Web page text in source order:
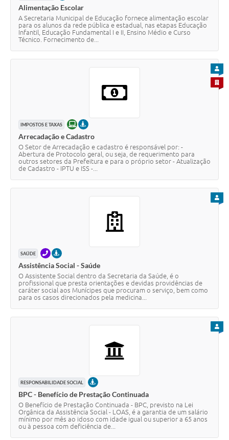
Alimentação Escolar
A Secretaria Municipal de Educação fornece alimentação escolar
para os alunos da rede pública e estadual, nas etapas Educação
Infantil, Educação Fundamental I e II, Ensino Médio e Curso
Técnico. Fornecimento de...
IMPOSTOS E TAXAS ONLINEPRESENCIAL
Arrecadação e Cadastro
O Setor de Arrecadação e cadastro é responsável por: -
Abertura de Protocolo geral, ou seja, de requerimento para
outros setores da Prefeitura e para o próprio setor - Atualização
de Cadastro - IPTU e ISS -...
PARA
SAÚDE TELEFONEPRESENCIAL
Assistência Social - Saúde
O Assistente Social dentro da Secretaria da Saúde, é o
profissional que presta orientações e devidas providências de
caráter social aos Munícipes que procuram o serviço, bem como
para os casos direcionados pela medicina...
RESPONSABILIDADE SOCIAL PRESENCIAL
BPC - Benefício de Prestação Continuada
O Benefício de Prestação Continuada - BPC, previsto na Lei
Orgânica da Assistência Social - LOAS, é a garantia de um salário
mínimo por mês ao idoso com idade igual ou superior a 65 anos
ou à pessoa com deficiência de...